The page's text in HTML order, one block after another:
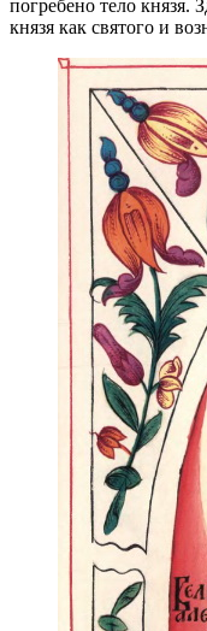
погребено тело князя.
князя как святого и